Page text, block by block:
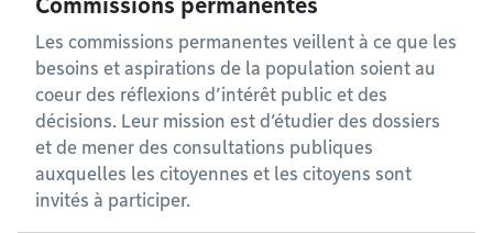
Commissions permanentes
Les commissions permanentes veillent à ce que les
besoins et aspirations de la population soient au
coeur des réflexions d’intérêt public et des
décisions. Leur mission est d’étudier des dossiers
et de mener des consultations publiques
auxquelles les citoyennes et les citoyens sont
invités à participer.